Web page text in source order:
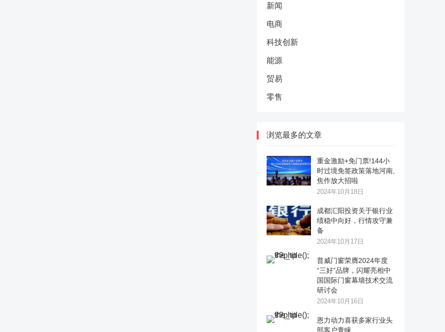
新闻
电商
科技创新
能源
贸易
零售
浏览最多的文章
重金激励+免门票!144小
时过境免签政策落地河南,
焦作放大招啦
2024年10月18日
成都汇阳投资关于银行业
绩稳中向好，行情攻守兼
备
2024年10月17日
普威门窗荣膺2024年度
“三好”品牌，闪耀亮相中
国国际门窗幕墙技术交流
研讨会
2024年10月16日
恩力动力喜获多家行业头
部客户青睐